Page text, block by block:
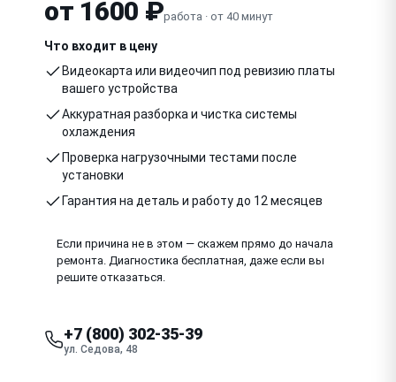
от 1600 ₽работа · от 40 минут
Что входит в цену
Видеокарта или видеочип под ревизию платы
вашего устройства
Аккуратная разборка и чистка системы
охлаждения
Проверка нагрузочными тестами после
установки
Гарантия на деталь и работу до 12 месяцев
Если причина не в этом — скажем прямо до начала
ремонта. Диагностика бесплатная, даже если вы
решите отказаться.
+7 (800) 302-35-39
ул. Седова, 48